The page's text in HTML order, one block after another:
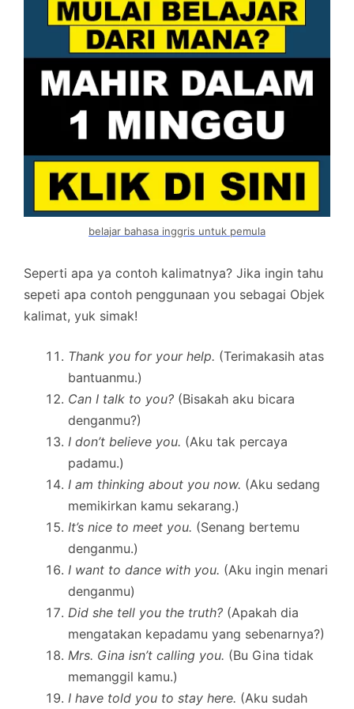
belajar bahasa inggris untuk pemula
Seperti apa ya contoh kalimatnya? Jika ingin tahu
sepeti apa contoh penggunaan you sebagai Objek
kalimat, yuk simak!
Thank you for your help. (Terimakasih atas
bantuanmu.)
Can I talk to you? (Bisakah aku bicara
denganmu?)
I don’t believe you. (Aku tak percaya
padamu.)
I am thinking about you now. (Aku sedang
memikirkan kamu sekarang.)
It’s nice to meet you. (Senang bertemu
denganmu.)
I want to dance with you. (Aku ingin menari
denganmu)
Did she tell you the truth? (Apakah dia
mengatakan kepadamu yang sebenarnya?)
Mrs. Gina isn’t calling you. (Bu Gina tidak
memanggil kamu.)
I have told you to stay here. (Aku sudah